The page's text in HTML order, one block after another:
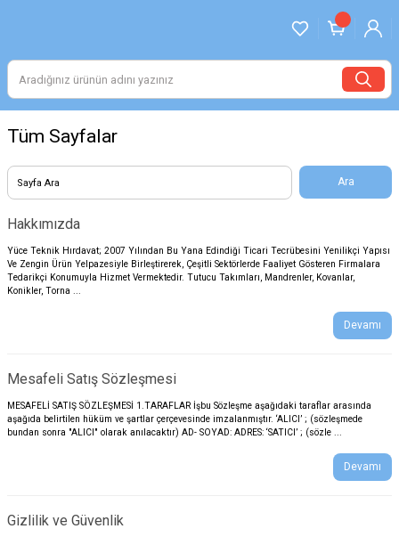
Tüm Sayfalar
Hakkımızda
Yüce Teknik Hırdavat; 2007 Yılından Bu Yana Edindiği Ticari Tecrübesini Yenilikçi Yapısı
Ve Zengin Ürün Yelpazesiyle Birleştirerek, Çeşitli Sektörlerde Faaliyet Gösteren Firmalara
Tedarikçi Konumuyla Hizmet Vermektedir. Tutucu Takımları, Mandrenler, Kovanlar,
Konikler, Torna ...
Devamı
Mesafeli Satış Sözleşmesi
MESAFELİ SATIŞ SÖZLEŞMESİ 1.TARAFLAR İşbu Sözleşme aşağıdaki taraflar arasında
aşağıda belirtilen hüküm ve şartlar çerçevesinde imzalanmıştır. ‘ALICI’ ; (sözleşmede
bundan sonra "ALICI" olarak anılacaktır) AD- SOYAD: ADRES: ‘SATICI’ ; (sözle ...
Devamı
Gizlilik ve Güvenlik